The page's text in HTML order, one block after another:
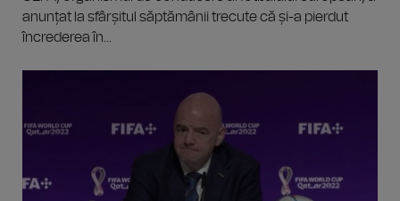
anunțat la sfârșitul săptămânii trecute că și-a pierdut
încrederea în...